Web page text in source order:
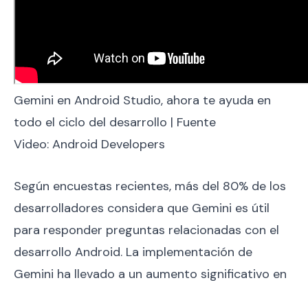
Gemini en Android Studio, ahora te ayuda en
todo el ciclo del desarrollo | Fuente
Video: Android Developers
Según encuestas recientes, más del 80% de los
desarrolladores considera que Gemini es útil
para responder preguntas relacionadas con el
desarrollo Android. La implementación de
Gemini ha llevado a un aumento significativo en